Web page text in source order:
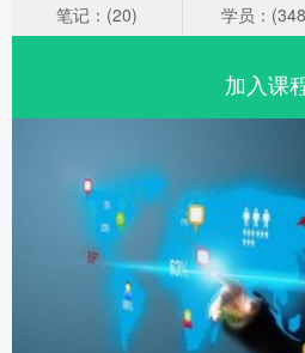
n
笔记：(20) 学员：
加入课